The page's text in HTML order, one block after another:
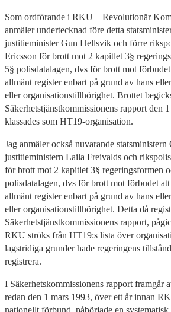
Som ordförande i RKU – Revolutionär
anmäler undertecknad före detta
justitieminister Gun Hellsvik och förre
Ericsson för brott mot 2 kapitlet 3§
5§ polisdatalagen, dvs för brott mot
allmänt register enbart på grund av hans
eller organisationstillhörighet. Brottet
Säkerhetstjänstkommissionens rapport den
klassades som HT19-organisation.
Jag anmäler också nuvarande statsministern
justitieministern Laila Freivalds och
för brott mot 2 kapitlet 3§ regeringsformen
polisdatalagen, dvs för brott mot förbudet
allmänt register enbart på grund av hans
eller organisationstillhörighet. Detta då
Säkerhetstjänstkommissionens rapport,
RKU ströks från HT19:s lista över
lagstridiga grunder hade regeringens
registrera.
I Säkerhetskommissionens rapport framgår
redan den 1 mars 1993, över ett år innan
nationellt förbund, påbörjade en